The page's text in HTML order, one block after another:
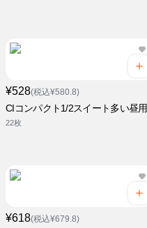
¥528(税込¥580.8)
CIコンパクト1/2スイート多い昼用
22枚
¥618(税込¥679.8)